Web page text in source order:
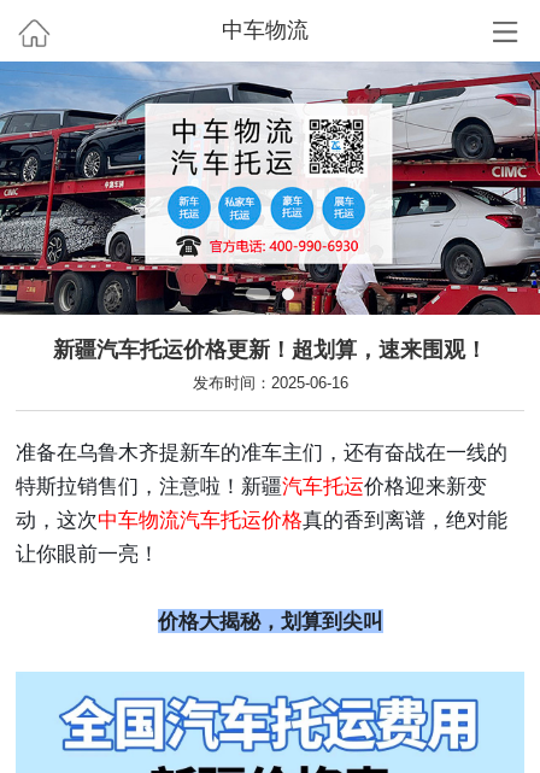
中车物流
新疆汽车托运价格更新！超划算，速来围观！
发布时间：2025-06-16
准备在乌鲁木齐提新车的准车主们，还有奋战在一线的
特斯拉销售们，注意啦！新疆汽车托运价格迎来新变
动，这次中车物流汽车托运价格真的香到离谱，绝对能
让你眼前一亮！
价格大揭秘，划算到尖叫